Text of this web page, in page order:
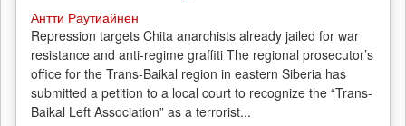
Антти Раутиайнен
Repression targets Chita anarchists already jailed for war
resistance and anti-regime graffiti The regional prosecutor’s
office for the Trans-Baikal region in eastern Siberia has
submitted a petition to a local court to recognize the “Trans-
Baikal Left Association” as a terrorist...